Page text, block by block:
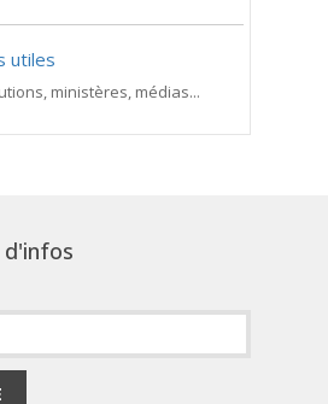
utiles
ministères, médias...